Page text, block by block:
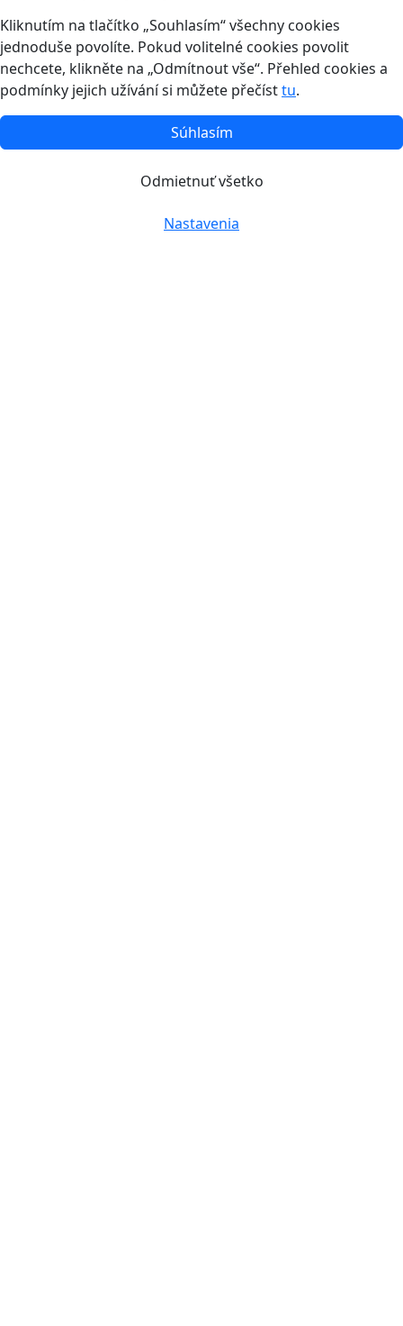
Kliknutím na tlačítko „Souhlasím“ všechny cookies
jednoduše povolíte. Pokud volitelné cookies povolit
nechcete, klikněte na „Odmítnout vše“. Přehled cookies a
podmínky jejich užívání si můžete přečísttu.
Súhlasím
Odmietnuť všetko
Nastavenia